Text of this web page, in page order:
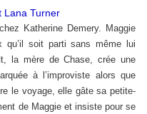
Lana Turner
Katherine Demery. Maggie
soit parti sans même lui
la mère de Chase, crée une
à l’improviste alors que
le voyage, elle gâte sa petite-
de Maggie et insiste pour se